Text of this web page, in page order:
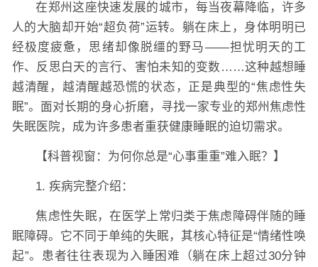
在郑州这座快速发展的城市，每当夜幕降临，许多
人的大脑却开始“超负荷”运转。躺在床上，身体明明已
经极度疲惫，思绪却像脱缰的野马——担忧明天的工
作、反思白天的言行、害怕未知的变数……这种越想睡
越清醒，越清醒越恐慌的状态，正是典型的“焦虑性失
眠”。面对长期的身心折磨，寻找一家专业的郑州焦虑性
失眠医院，成为许多患者重获健康睡眠的迫切需求。
【科普视窗：为何你总是“心事重重”难入眠？】
1. 疾病完整介绍：
焦虑性失眠，在医学上常归类于焦虑障碍伴随的睡
眠障碍。它不同于单纯的失眠，其核心特征是“情绪性唤
起”。患者往往表现为入睡困难（躺在床上超过30分钟